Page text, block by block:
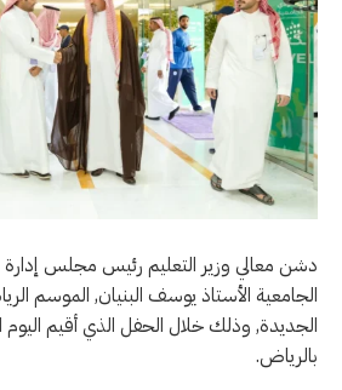
دشن معالي وزير التعليم رئيس مجلس إدارة
الجديدة, وذلك خلال الحفل الذي أقيم اليوم
بالرياض.